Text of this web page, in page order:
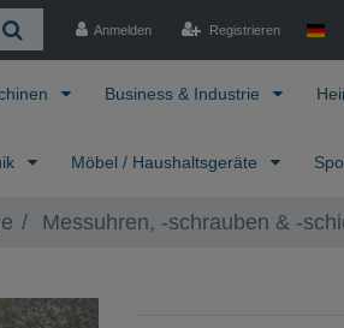
Anmelden Registrieren
Business & Industrie
Möbel / Haushaltsgeräte
Messuhren, -schrauben & -